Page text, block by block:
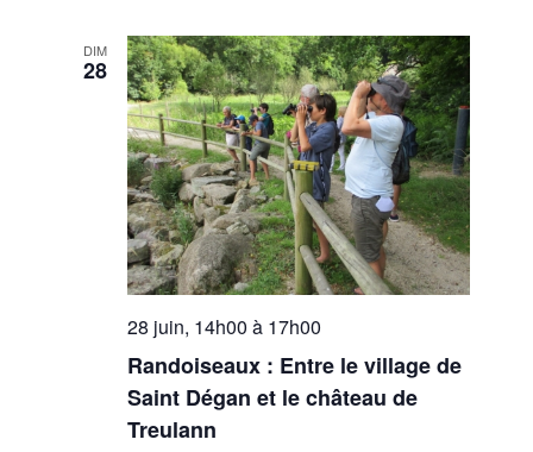
DIM
28
28 juin, 14h00 à 17h00
Randoiseaux : Entre le village de
Saint Dégan et le château de
Treulann